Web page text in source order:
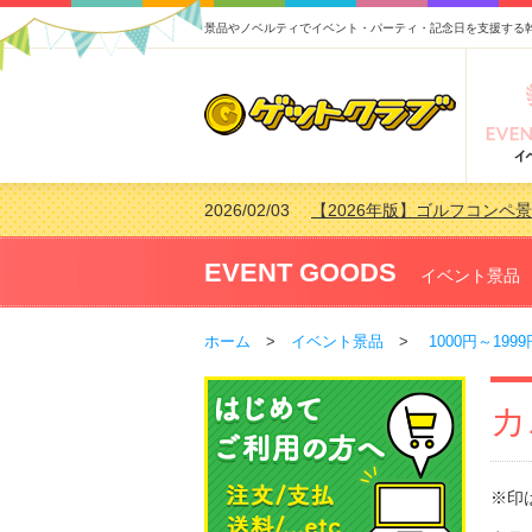
景品やノベルティでイベント・パーティ・記念日を支援する
2026/02/03【2026年版】ゴルフコンペ
2026/07/15【2026年版】ビンゴゲーム
2026/04/03【2026年版】ゴルフコンペ
2026/02/16【2026年版】結婚式の二次
EVENT GOODS イベント景品
ホーム > イベント景品 > 1000円～1999
※印